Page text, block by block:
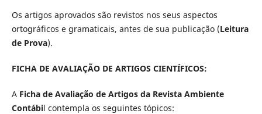
Os artigos aprovados são revistos nos seus aspectos
ortográficos e gramaticais, antes de sua publicação (Leitura
de Prova).
FICHA DE AVALIAÇÃO DE ARTIGOS CIENTÍFICOS:
A Ficha de Avaliação de Artigos da Revista Ambiente
Contábil contempla os seguintes tópicos: